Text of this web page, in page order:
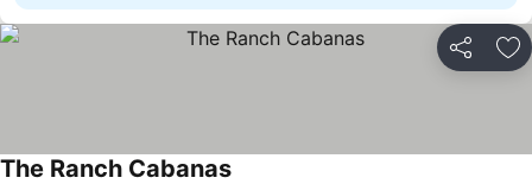
Partilhar
The Ranch Cabanas